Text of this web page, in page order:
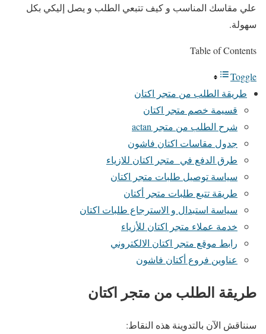
علي مقاسك المناسب و كيف تتبعي الطلب و يصل إليكي بكل
سهولة.
Table of Contents
Toggle
طريقة الطلب من متجر اكتان
قسيمة خصم متجر اكتان
شرح الطلب من متجر actan
جدول مقاسات اكتان فاشون
طرق الدفع في متجر اكتان للازياء
سياسة توصيل طلبات متجر اكتان
طريقة تتبع طلبات متجر أكتان
سياسة استبدال و الاسترجاع طلبات اكتان
خدمة عملاء متجر اكتان للأزياء
رابط موقع متجر اكتان الالكتروني
عناوين فروع أكتان فاشون
طريقة الطلب من متجر اكتان
سنناقش الآن بالتدوينة هذه النقاط: